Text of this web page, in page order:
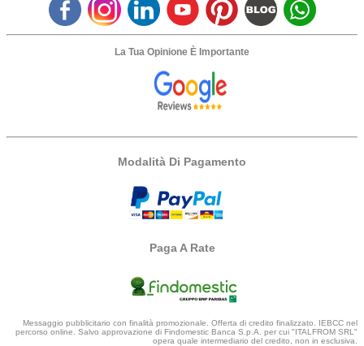
La Tua Opinione È Importante
Modalità Di Pagamento
Paga A Rate
Messaggio pubblicitario con finalità promozionale. Offerta di credito finalizzato. IEBCC nel
percorso online. Salvo approvazione di Findomestic Banca S.p.A. per cui "ITALFROM SRL"
opera quale intermediario del credito, non in esclusiva.